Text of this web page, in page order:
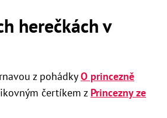
herečkách v
z pohádkyO princezně
čertíkem z Princezny ze